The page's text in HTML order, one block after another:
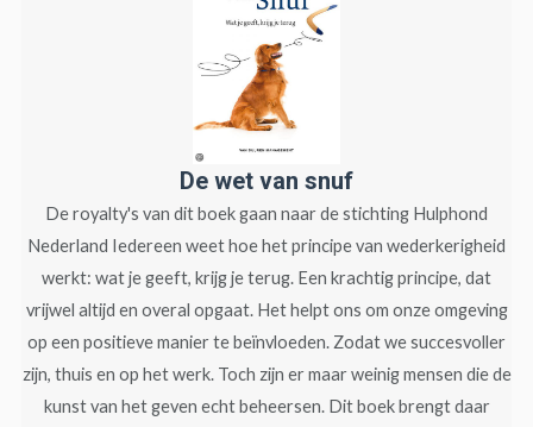
De wet van snuf
De royalty's van dit boek gaan naar de stichting Hulphond
Nederland Iedereen weet hoe het principe van wederkerigheid
werkt: wat je geeft, krijg je terug. Een krachtig principe, dat
vrijwel altijd en overal opgaat. Het helpt ons om onze omgeving
op een positieve manier te beïnvloeden. Zodat we succesvoller
zijn, thuis en op het werk. Toch zijn er maar weinig mensen die de
kunst van het geven echt beheersen. Dit boek brengt daar